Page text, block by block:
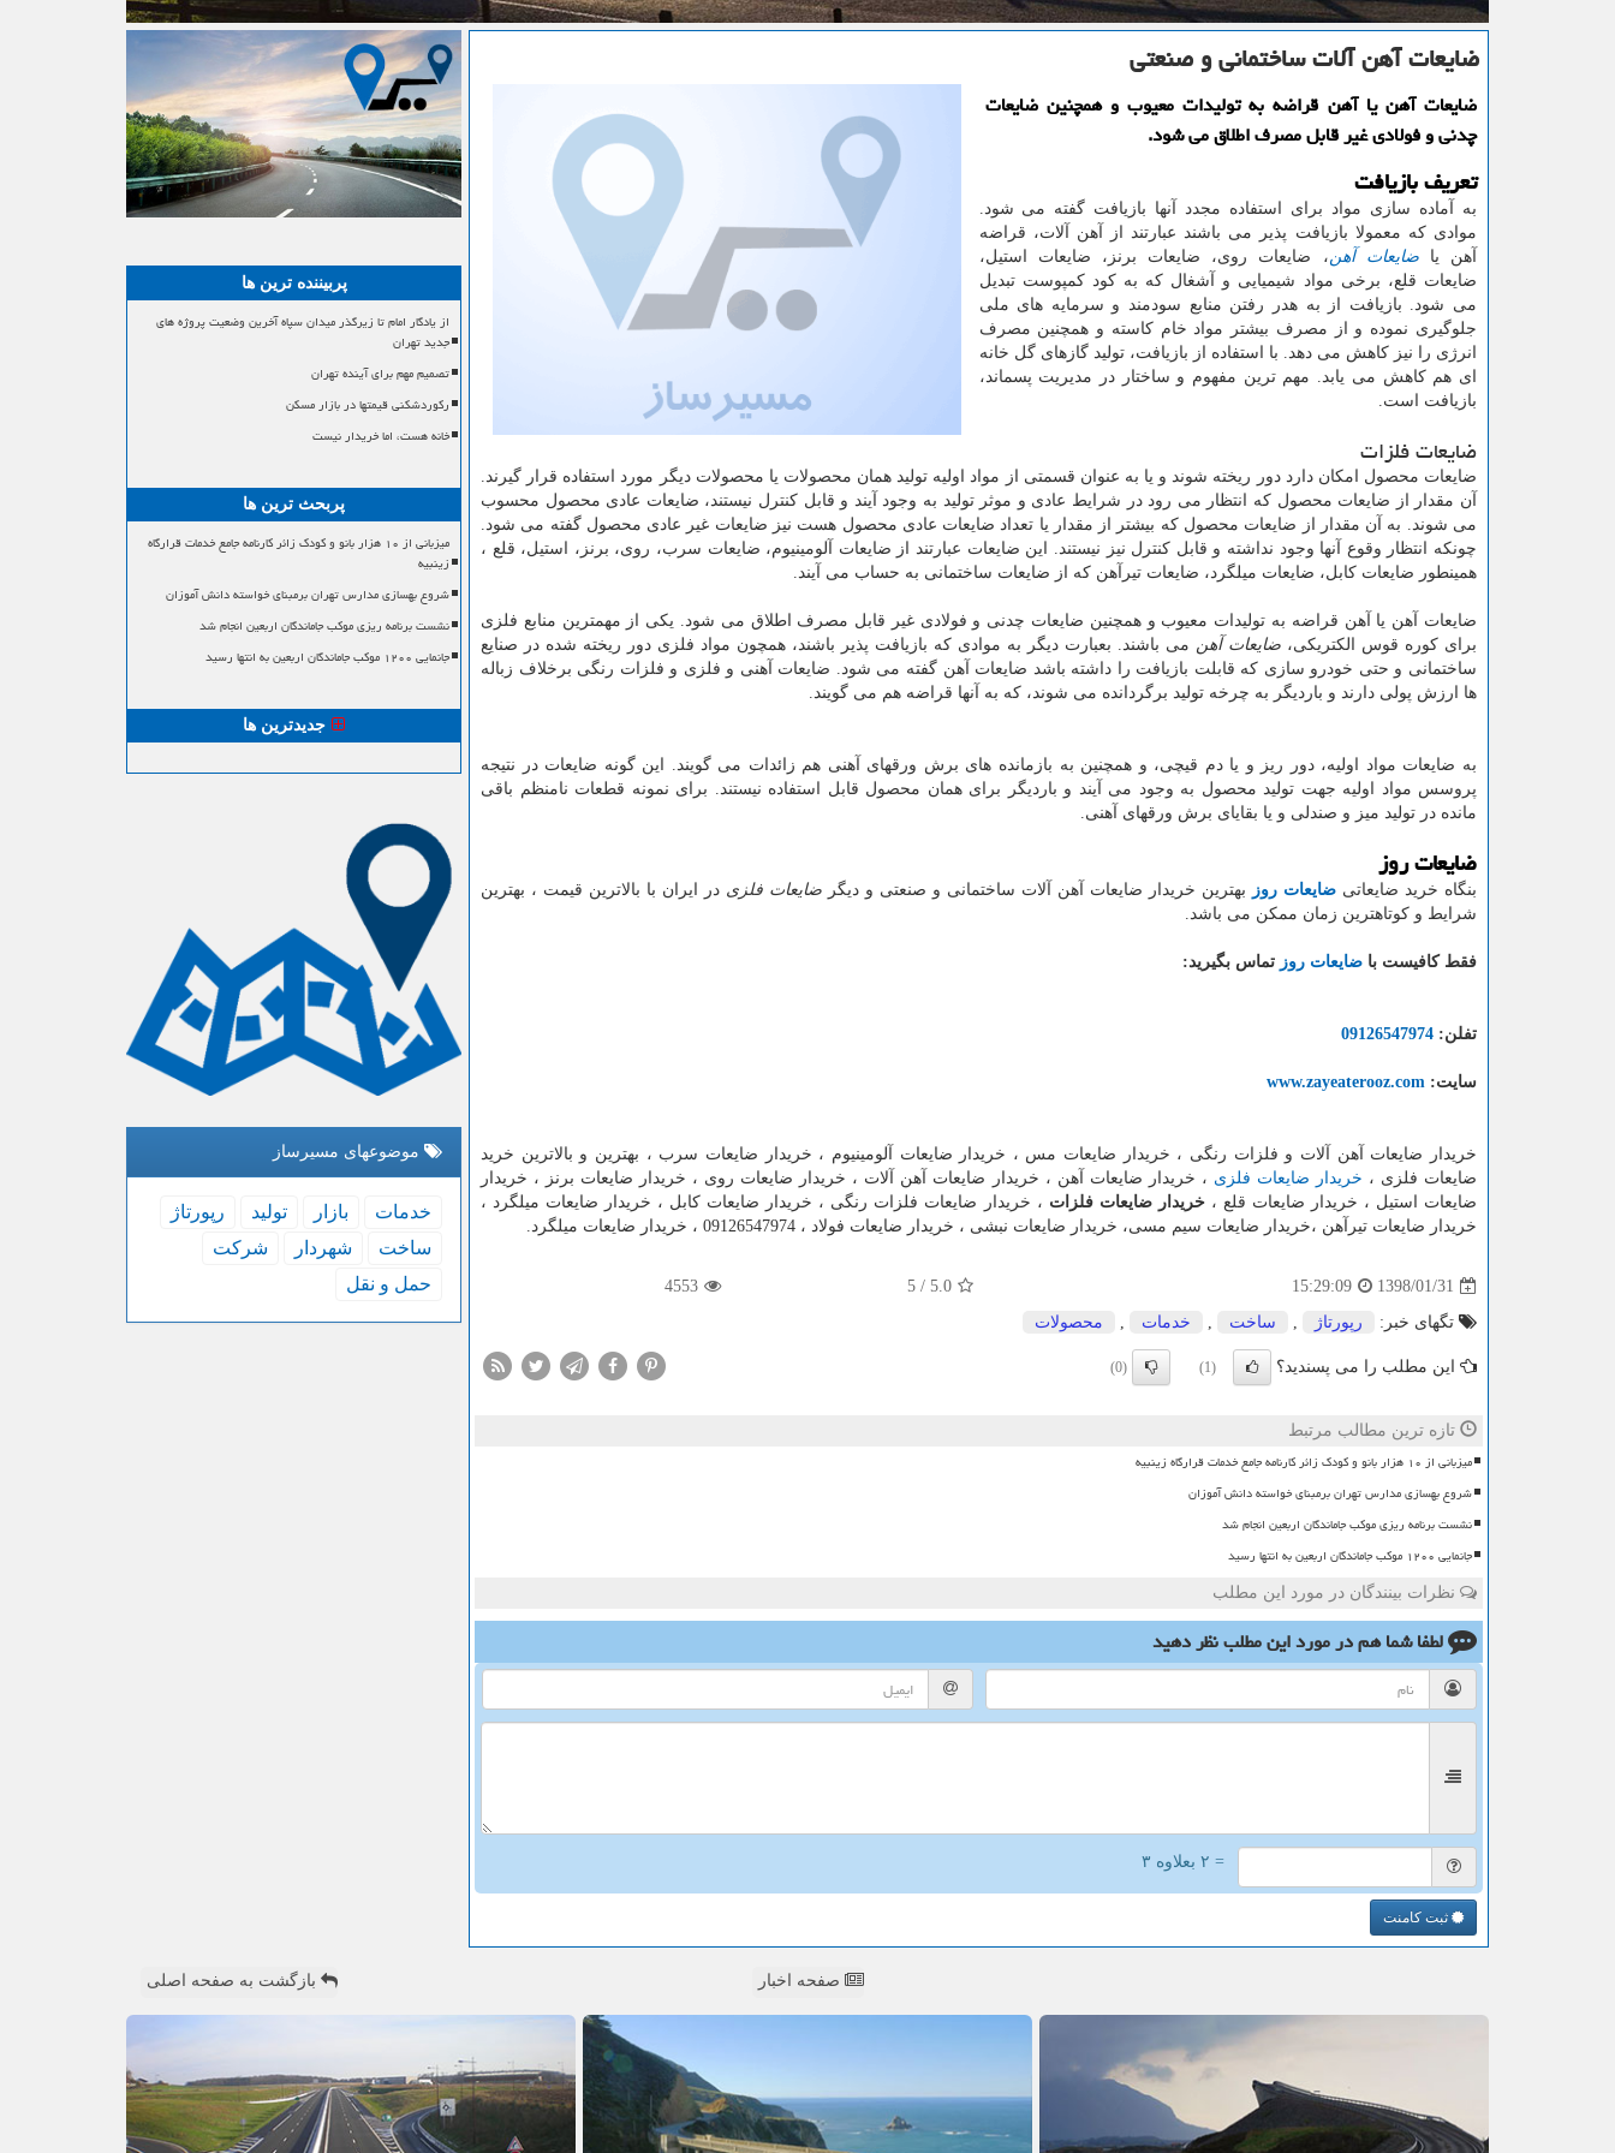
ضایعات آهن آلات ساختمانی و صنعتی
ضایعات آهن یا آهن قراضه به تولیدات معیوب و همچنین ضایعات
چدنی و فولادی غیر قابل مصرف اطلاق می شود.
تعریف بازیافت
به آماده سازی مواد برای استفاده مجدد آنها بازیافت گفته می شود.
موادی که معمولا بازیافت پذیر می باشند عبارتند از آهن آلات، قراضه
آهن یاضایعات آهن، ضایعات روی، ضایعات برنز، ضایعات استیل،
ضایعات قلع، برخی مواد شیمیایی و آشغال که به کود کمپوست تبدیل
می شود. بازیافت از به هدر رفتن منابع سودمند و سرمایه های ملی
جلوگیری نموده و از مصرف بیشتر مواد خام کاسته و همچنین مصرف
انرژی را نیز کاهش می دهد. با استفاده از بازیافت، تولید گازهای گل خانه
ای هم کاهش می یابد. مهم ترین مفهوم و ساختار در مدیریت پسماند،
بازیافت است.
ضایعات فلزات
ضایعات محصول امکان دارد دور ریخته شوند و یا به عنوان قسمتی از مواد اولیه تولید همان محصولات یا محصولات دیگر مورد استفاده قرار گیرند.
آن مقدار از ضایعات محصول که انتظار می رود در شرایط عادی و موثر تولید به وجود آیند و قابل کنترل نیستند، ضایعات عادی محصول محسوب
می شوند. به آن مقدار از ضایعات محصول که بیشتر از مقدار یا تعداد ضایعات عادی محصول هست نیز ضایعات غیر عادی محصول گفته می شود.
چونکه انتظار وقوع آنها وجود نداشته و قابل کنترل نیز نیستند. این ضایعات عبارتند از ضایعات آلومینیوم، ضایعات سرب، روی، برنز، استیل، قلع ،
همینطور ضایعات کابل، ضایعات میلگرد، ضایعات تیرآهن که از ضایعات ساختمانی به حساب می آیند.
ضایعات آهن یا آهن قراضه به تولیدات معیوب و همچنین ضایعات چدنی و فولادی غیر قابل مصرف اطلاق می شود. یکی از مهمترین منابع فلزی
برای کوره قوس الکتریکی، ضایعات آهن می باشند. بعبارت دیگر به موادی که بازیافت پذیر باشند، همچون مواد فلزی دور ریخته شده در صنایع
ساختمانی و حتی خودرو سازی که قابلت بازیافت را داشته باشد ضایعات آهن گفته می شود. ضایعات آهنی و فلزی و فلزات رنگی برخلاف زباله
ها ارزش پولی دارند و باردیگر به چرخه تولید برگردانده می شوند، که به آنها قراضه هم می گویند.
به ضایعات مواد اولیه، دور ریز و یا دم قیچی، و همچنین به بازمانده های برش ورقهای آهنی هم زائدات می گویند. این گونه ضایعات در نتیجه
پروسس مواد اولیه جهت تولید محصول به وجود می آیند و باردیگر برای همان محصول قابل استفاده نیستند. برای نمونه قطعات نامنظم باقی
مانده در تولید میز و صندلی و یا بقایای برش ورقهای آهنی.
ضایعات روز
بنگاه خرید ضایعاتی ضایعات روز بهترین خریدار ضایعات آهن آلات ساختمانی و صنعتی و دیگر ضایعات فلزی در ایران با بالاترین قیمت ، بهترین
شرایط و کوتاهترین زمان ممکن می باشد.
فقط کافیست با ضایعات روز تماس بگیرید:
تفلن: 09126547974
سایت: www.zayeaterooz.com
خریدار ضایعات آهن آلات و فلزات رنگی ، خریدار ضایعات مس ، خریدار ضایعات آلومینیوم ، خریدار ضایعات سرب ، بهترین و بالاترین خرید
ضایعات فلزی ، خریدار ضایعات فلزی ، خریدار ضایعات آهن ، خریدار ضایعات آهن آلات ، خریدار ضایعات روی ، خریدار ضایعات برنز ، خریدار
ضایعات استیل ، خریدار ضایعات قلع ،خریدار ضایعات فلزات ، خریدار ضایعات فلزات رنگی ، خریدار ضایعات کابل ، خریدار ضایعات میلگرد ،
خریدار ضایعات تیرآهن ،خریدار ضایعات سیم مسی، خریدار ضایعات نبشی ، خریدار ضایعات فولاد ، 09126547974 ، خریدار ضایعات میلگرد.
1398/01/31
15:29:09
5.0
/
5
4553
تگهای خبر: رپورتاژ , ساخت , خدمات , محصولات
این مطلب را می پسندید؟ (1)
(0)
تازه ترین مطالب مرتبط
میزبانی از ۱۰ هزار بانو و کودک زائر کارنامه جامع خدمات قرارگاه زینبیه
شروع بهسازی مدارس تهران برمبنای خواسته دانش آموزان
نشست برنامه ریزی موکب جاماندگان اربعین انجام شد
جانمایی ۱۲۰۰ موکب جاماندگان اربعین به انتها رسید
نظرات بینندگان در مورد این مطلب
لطفا شما همدر مورد این مطلبنظر دهید
= ۲ بعلاوه ۳
ثبت کامنت
پربیننده ترین ها
از یادگار امام تا زیرگذر میدان سپاه آخرین وضعیت پروژه های
جدید تهران
تصمیم مهم برای آینده تهران
رکوردشکنی قیمتها در بازار مسکن
خانه هست، اما خریدار نیست
پربحث ترین ها
میزبانی از ۱۰ هزار بانو و کودک زائر کارنامه جامع خدمات قرارگاه
زینبیه
شروع بهسازی مدارس تهران برمبنای خواسته دانش آموزان
نشست برنامه ریزی موکب جاماندگان اربعین انجام شد
جانمایی ۱۲۰۰ موکب جاماندگان اربعین به انتها رسید
جدیدترین ها
موضوعهای مسیرساز
خدمات بازار تولید
رپورتاژ
ساخت
شهردار
شركت
حمل و نقل
صفحه اخبار بازگشت به صفحه اصلی